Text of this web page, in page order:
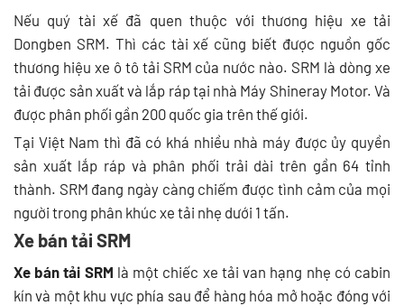
Nếu quý tài xế đã quen thuộc với thương hiệu xe tải
Dongben SRM. Thì các tài xế cũng biết được nguồn gốc
thương hiệu xe ô tô tải SRM của nước nào. SRM là dòng xe
tải được sản xuất và lắp ráp tại nhà Máy Shineray Motor. Và
được phân phối gần 200 quốc gia trên thế giới.
Tại Việt Nam thì đã có khá nhiều nhà máy được ủy quyền
sản xuất lắp ráp và phân phối trải dài trên gần 64 tỉnh
thành. SRM đang ngày càng chiếm được tình cảm của mọi
người trong phân khúc xe tải nhẹ dưới 1 tấn.
Xe bán tải SRM
Xe bán tải SRM là một chiếc xe tải van hạng nhẹ có cabin
kín và một khu vực phía sau để hàng hóa mở hoặc đóng với